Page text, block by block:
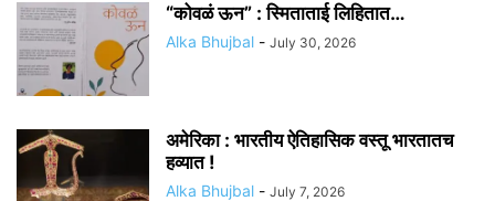
“कोवळं ऊन” : स्मिताताई लिहितात…
Alka Bhujbal - July 30, 2026
अमेरिका : भारतीय ऐतिहासिक वस्तू भारतातच
हव्यात !
Alka Bhujbal - July 7, 2026